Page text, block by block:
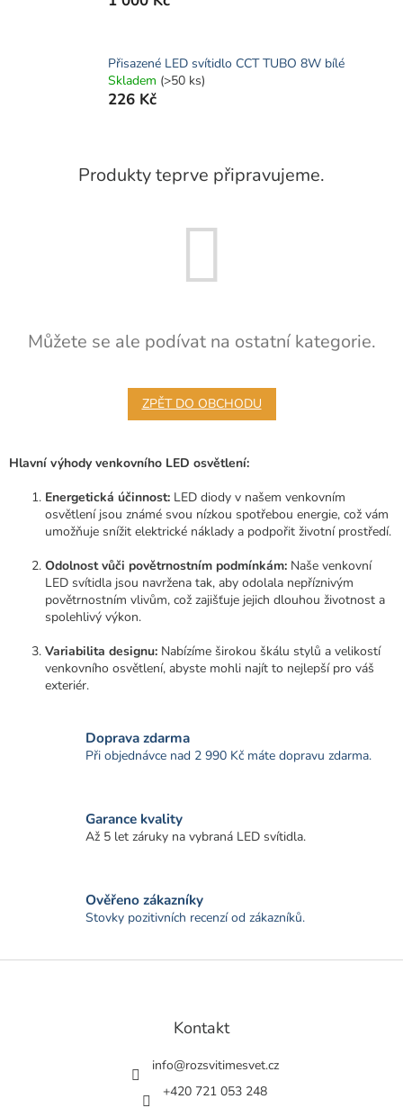
Přisazené LED svítidlo CCT TUBO 8W bílé
Skladem (>50 ks)
226 Kč
Produkty teprve připravujeme.
Můžete se ale podívat na ostatní kategorie.
ZPĚT DO OBCHODU
Hlavní výhody venkovního LED osvětlení:
Energetická účinnost: LED diody v našem venkovním
osvětlení jsou známé svou nízkou spotřebou energie, což vám
umožňuje snížit elektrické náklady a podpořit životní prostředí.
Odolnost vůči povětrnostním podmínkám: Naše venkovní
LED svítidla jsou navržena tak, aby odolala nepříznivým
povětrnostním vlivům, což zajišťuje jejich dlouhou životnost a
spolehlivý výkon.
Variabilita designu: Nabízíme širokou škálu stylů a velikostí
venkovního osvětlení, abyste mohli najít to nejlepší pro váš
exteriér.
Doprava zdarma
Při objednávce nad 2 990 Kč máte dopravu zdarma.
Garance kvality
Až 5 let záruky na vybraná LED svítidla.
Ověřeno zákazníky
Stovky pozitivních recenzí od zákazníků.
Z
Kontakt
info@rozsvitimesvet.cz
+420 721 053 248